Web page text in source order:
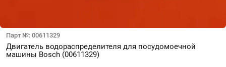
Парт №: 00611329
Двигатель водораспределителя для посудомоечной
машины Bosch (00611329)